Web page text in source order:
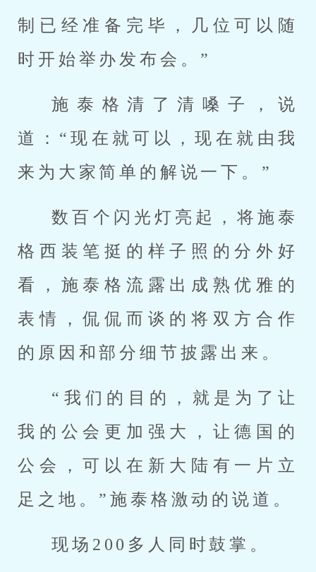
制已经准备完毕，几位可以随
时开始举办发布会。”
施泰格清了清嗓子，说
道：“现在就可以，现在就由我
来为大家简单的解说一下。”
数百个闪光灯亮起，将施泰
格西装笔挺的样子照的分外好
看，施泰格流露出成熟优雅的
表情，侃侃而谈的将双方合作
的原因和部分细节披露出来。
“我们的目的，就是为了让
我的公会更加强大，让德国的
公会，可以在新大陆有一片立
足之地。”施泰格激动的说道。
现场200多人同时鼓掌。